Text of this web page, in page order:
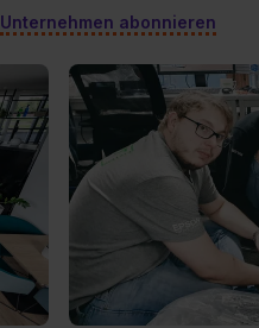
Unternehmen abonnieren